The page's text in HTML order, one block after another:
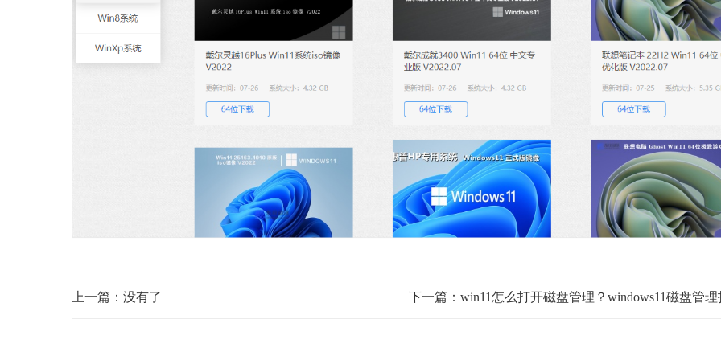
上一篇：没有了 下一篇：win11怎么打开磁盘管理？windows11磁盘管